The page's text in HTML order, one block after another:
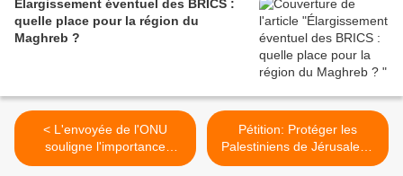
Élargissement éventuel des BRICS :
quelle place pour la région du
Maghreb ?
< L'envoyée de l'ONU
souligne l'importance
d'organiser des élections
Pétition: Protéger les
Palestiniens de Jérusalem,
la France doit agir >